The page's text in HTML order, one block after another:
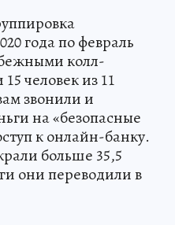
года по февраль
колл-
человек из 11
звонили и
на «безопасные
к онлайн-банку.
больше 35,5
они переводили в